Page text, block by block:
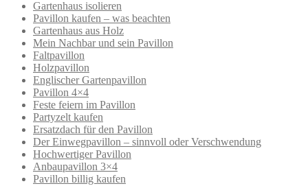
Gartenhaus isolieren
Pavillon kaufen – was beachten
Gartenhaus aus Holz
Mein Nachbar und sein Pavillon
Faltpavillon
Holzpavillon
Englischer Gartenpavillon
Pavillon 4×4
Feste feiern im Pavillon
Partyzelt kaufen
Ersatzdach für den Pavillon
Der Einwegpavillon – sinnvoll oder Verschwendung
Hochwertiger Pavillon
Anbaupavillon 3×4
Pavillon billig kaufen